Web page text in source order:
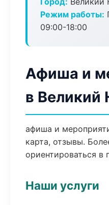
Режим работы:
09:00-18:00
Афиша и
в Великий
афиша и
карта, отзывы.
ориентироваться в
Наши услуги